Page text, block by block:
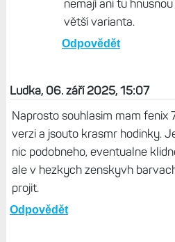
nemají ani tu
větší varianta.
Odpovědět
Ludka, 06. září 2025, 15:07
Naprosto souhlasim mam fenix
verzi a jsouto krasmr hodinky.
nic podobneho, eventualne
ale v hezkych zenskyvh
projit.
Odpovědět